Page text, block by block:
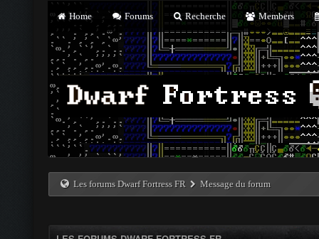
Home Forums Recherche Members
Les forums Dwarf Fortress FR Message du forum